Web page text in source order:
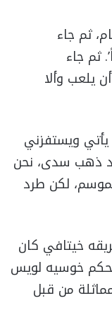
ثم جاء
ثم جاء
يلعب وألا
ويستفزني
ذهب سدى، نحن
لكن طرد
خيتافي كان
خوسيه لويس
من قبل